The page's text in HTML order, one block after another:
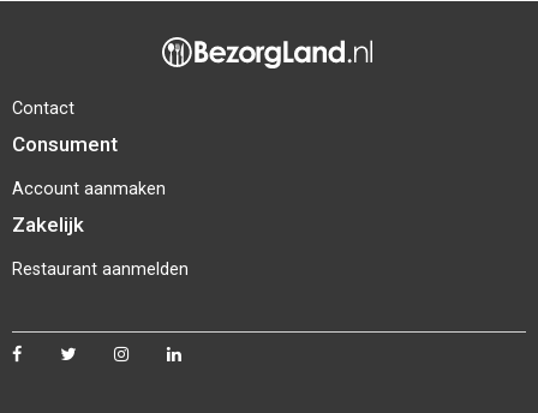
Contact
Consument
Account aanmaken
Zakelijk
Restaurant aanmelden